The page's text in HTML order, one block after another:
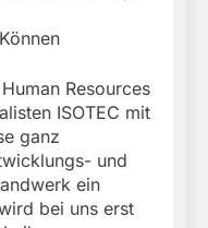
Resources
ISOTEC mit
ganz
und
ein
bei uns erst